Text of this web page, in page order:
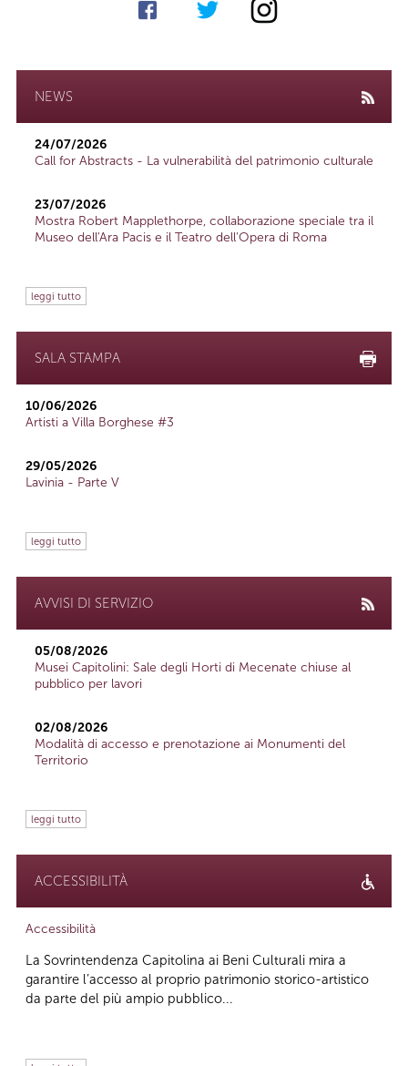
NEWS
24/07/2026
Call for Abstracts - La vulnerabilità del patrimonio culturale
23/07/2026
Mostra Robert Mapplethorpe, collaborazione speciale tra il
Museo dell'Ara Pacis e il Teatro dell'Opera di Roma
leggi tutto
SALA STAMPA
10/06/2026
Artisti a Villa Borghese #3
29/05/2026
Lavinia - Parte V
leggi tutto
AVVISI DI SERVIZIO
05/08/2026
Musei Capitolini: Sale degli Horti di Mecenate chiuse al
pubblico per lavori
02/08/2026
Modalità di accesso e prenotazione ai Monumenti del
Territorio
leggi tutto
ACCESSIBILITÀ
Accessibilità
La Sovrintendenza Capitolina ai Beni Culturali mira a
garantire l’accesso al proprio patrimonio storico-artistico
da parte del più ampio pubblico...